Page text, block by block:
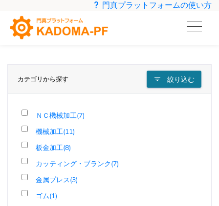
門真プラットフォームの使い方
カテゴリから探す 絞り込む
ＮＣ機械加工(7)
機械加工(11)
板金加工(8)
カッティング・ブランク(7)
金属プレス(3)
ゴム(1)